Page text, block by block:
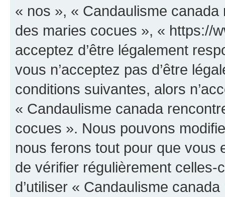
« nos », « Candaulisme
des maries cocues », « https://
acceptez d’être légalement
vous n’acceptez pas d’être
conditions suivantes, alors
« Candaulisme canada
cocues ». Nous pouvons
nous ferons tout pour que vous
de vérifier régulièrement
d’utiliser « Candaulisme